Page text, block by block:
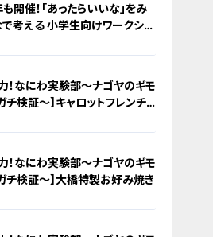
開催！「あったらいいな」をみ
で考える 小学生向けワークショ
力！なにわ実験部～ナゴヤのギモ
チ検証～】キャロットフレンチ
力！なにわ実験部～ナゴヤのギモ
チ検証～】大橋特製お好み焼き